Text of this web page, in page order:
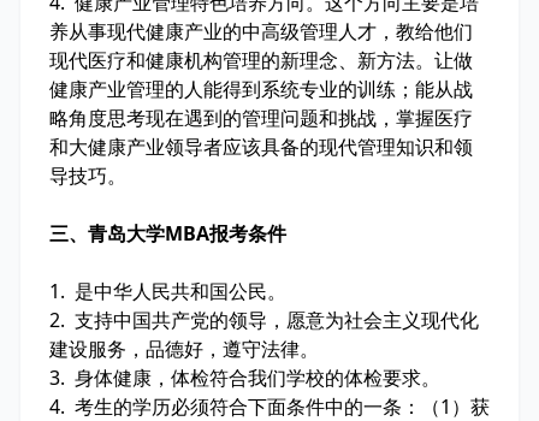
养从事现代健康产业的中高级管理人才，教给他们
现代医疗和健康机构管理的新理念、新方法。让做
健康产业管理的人能得到系统专业的训练；能从战
略角度思考现在遇到的管理问题和挑战，掌握医疗
和大健康产业领导者应该具备的现代管理知识和领
导技巧。
三、青岛大学MBA报考条件
1. 是中华人民共和国公民。
2. 支持中国共产党的领导，愿意为社会主义现代化
建设服务，品德好，遵守法律。
3. 身体健康，体检符合我们学校的体检要求。
4. 考生的学历必须符合下面条件中的一条：（1）获